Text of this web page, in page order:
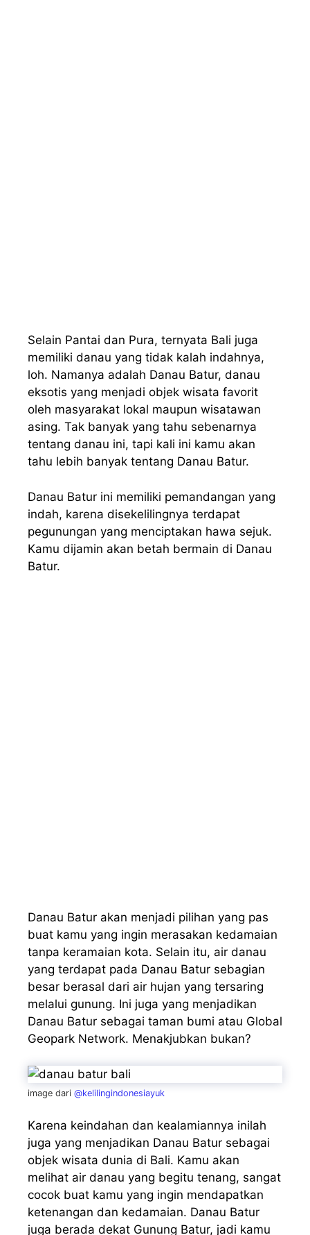
Selain Pantai dan Pura, ternyata Bali juga
memiliki danau yang tidak kalah indahnya,
loh. Namanya adalah Danau Batur, danau
eksotis yang menjadi objek wisata favorit
oleh masyarakat lokal maupun wisatawan
asing. Tak banyak yang tahu sebenarnya
tentang danau ini, tapi kali ini kamu akan
tahu lebih banyak tentang Danau Batur.
Danau Batur ini memiliki pemandangan yang
indah, karena disekelilingnya terdapat
pegunungan yang menciptakan hawa sejuk.
Kamu dijamin akan betah bermain di Danau
Batur.
Danau Batur akan menjadi pilihan yang pas
buat kamu yang ingin merasakan kedamaian
tanpa keramaian kota. Selain itu, air danau
yang terdapat pada Danau Batur sebagian
besar berasal dari air hujan yang tersaring
melalui gunung. Ini juga yang menjadikan
Danau Batur sebagai taman bumi atau Global
Geopark Network. Menakjubkan bukan?
image dari @kelilingindonesiayuk
Karena keindahan dan kealamiannya inilah
juga yang menjadikan Danau Batur sebagai
objek wisata dunia di Bali. Kamu akan
melihat air danau yang begitu tenang, sangat
cocok buat kamu yang ingin mendapatkan
ketenangan dan kedamaian. Danau Batur
juga berada dekat Gunung Batur, jadi kamu